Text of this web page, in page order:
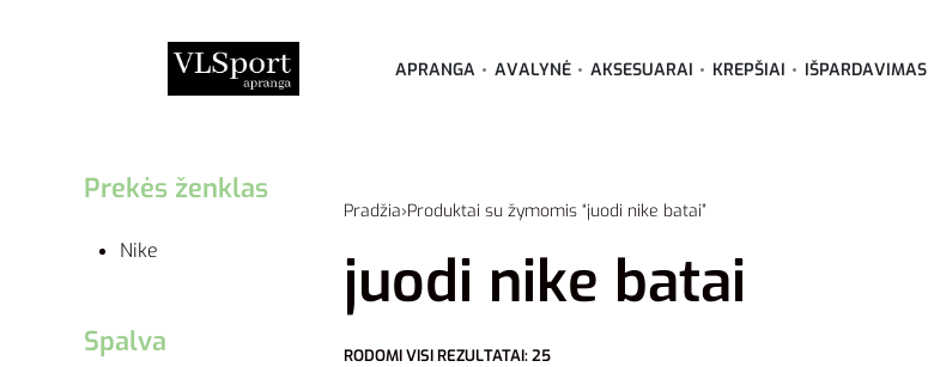
APRANGA AVALYNĖ AKSESUARAI KREPŠIAI IŠPARDAVIMAS
Prekės ženklas
Nike
Spalva
Pradžia›Produktai su žymomis “juodi nike batai”
juodi nike batai
RODOMI VISI REZULTATAI: 25